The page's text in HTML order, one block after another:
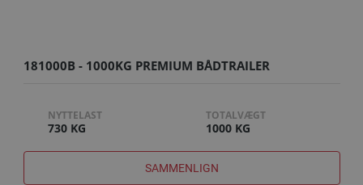
181000B - 1000KG PREMIUM BÅDTRAILER
NYTTELAST
730 KG
TOTALVÆGT
1000 KG
SAMMENLIGN